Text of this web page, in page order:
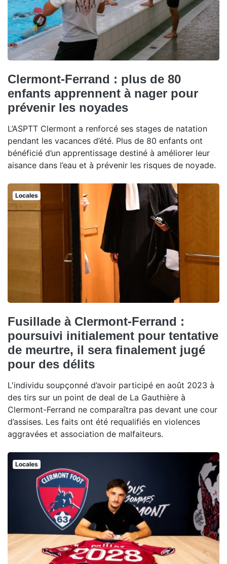
Clermont-Ferrand : plus de 80
enfants apprennent à nager pour
prévenir les noyades
L’ASPTT Clermont a renforcé ses stages de natation
pendant les vacances d’été. Plus de 80 enfants ont
bénéficié d’un apprentissage destiné à améliorer leur
aisance dans l’eau et à prévenir les risques de noyade.
Locales
Fusillade à Clermont-Ferrand :
poursuivi initialement pour tentative
de meurtre, il sera finalement jugé
pour des délits
L'individu soupçonné d’avoir participé en août 2023 à
des tirs sur un point de deal de La Gauthière à
Clermont-Ferrand ne comparaîtra pas devant une cour
d’assises. Les faits ont été requalifiés en violences
aggravées et association de malfaiteurs.
Locales